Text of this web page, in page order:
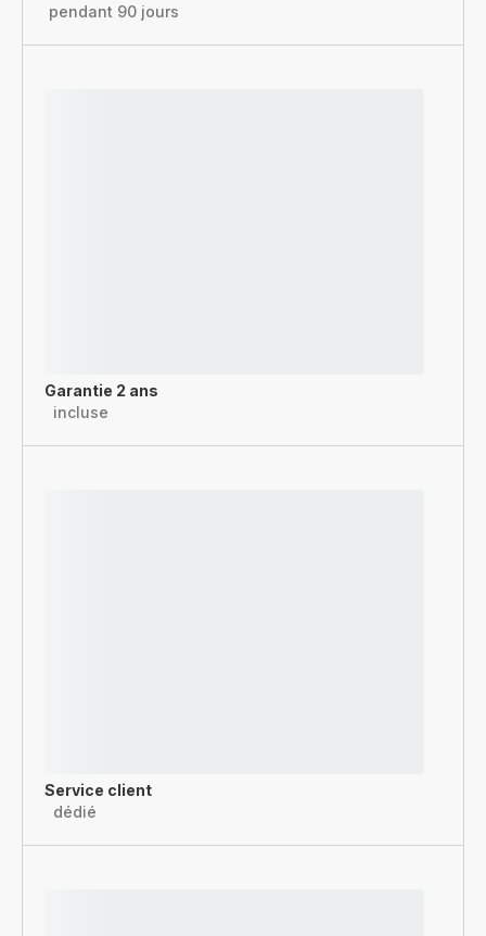
pendant 90 jours
Garantie 2 ans
incluse
Service client
dédié